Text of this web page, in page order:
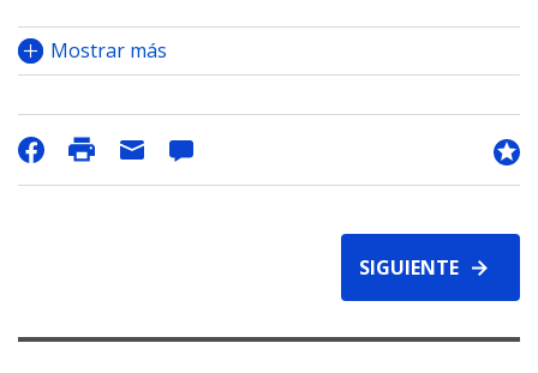
Mostrar más
SIGUIENTE